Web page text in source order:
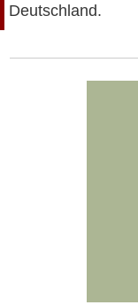
Deutschland.